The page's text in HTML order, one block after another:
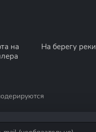
на
На берегу реки